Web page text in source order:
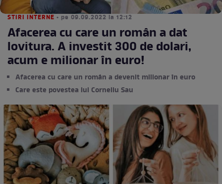
STIRI INTERNE • pe 09.09.2022 la 12:12
Afacerea cu care un român a dat
lovitura. A investit 300 de dolari,
acum e milionar în euro!
Afacerea cu care un român a devenit milionar în euro
Care este povestea lui Corneliu Sau